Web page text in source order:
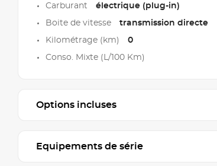
Carburant électrique (plug-in)
Boite de vitesse transmission directe
Kilométrage (km) 0
Conso. Mixte (L/100 Km)
Options incluses
Equipements de série